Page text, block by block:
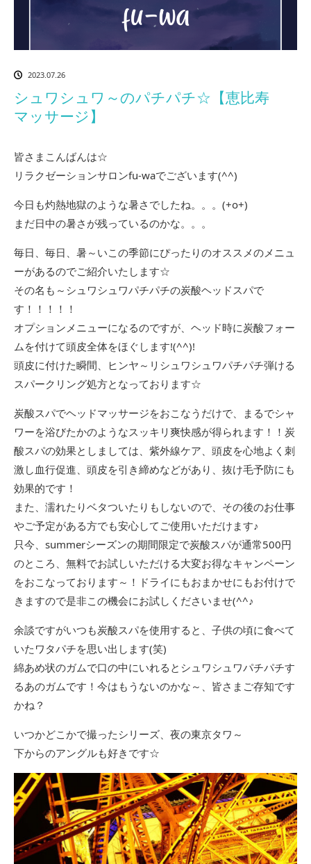
2023.07.26
シュワシュワ～のパチパチ☆【恵比寿
マッサージ】
皆さまこんばんは☆
リラクゼーションサロンfu-waでございます(^^)
今日も灼熱地獄のような暑さでしたね。。。(+o+)
まだ日中の暑さが残っているのかな。。。
毎日、毎日、暑～いこの季節にぴったりのオススメのメニュ
ーがあるのでご紹介いたします☆
その名も～シュワシュワパチパチの炭酸ヘッドスパで
す！！！！！
オプションメニューになるのですが、ヘッド時に炭酸フォー
ムを付けて頭皮全体をほぐします!(^^)!
頭皮に付けた瞬間、ヒンヤ～リシュワシュワパチパチ弾ける
スパークリング処方となっております☆
炭酸スパでヘッドマッサージをおこなうだけで、まるでシャ
ワーを浴びたかのようなスッキリ爽快感が得られます！！炭
酸スパの効果としましては、紫外線ケア、頭皮を心地よく刺
激し血行促進、頭皮を引き締めなどがあり、抜け毛予防にも
効果的です！
また、濡れたりベタついたりもしないので、その後のお仕事
やご予定がある方でも安心してご使用いただけます♪
只今、summerシーズンの期間限定で炭酸スパが通常500円
のところ、無料でお試しいただける大変お得なキャンペーン
をおこなっております～！ドライにもおまかせにもお付けで
きますので是非この機会にお試しくださいませ(^^♪
余談ですがいつも炭酸スパを使用すると、子供の頃に食べて
いたワタパチを思い出します(笑)
綿あめ状のガムで口の中にいれるとシュワシュワパチパチす
るあのガムです！今はもうないのかな～、皆さまご存知です
かね？
いつかどこかで撮ったシリーズ、夜の東京タワ～
下からのアングルも好きです☆